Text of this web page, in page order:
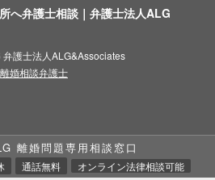
へ弁護士相談｜弁護士法人ALG
護士法人ALG&Associates
離婚相談弁護士
離婚問題専用相談窓口
通話無料 オンライン法律相談可能